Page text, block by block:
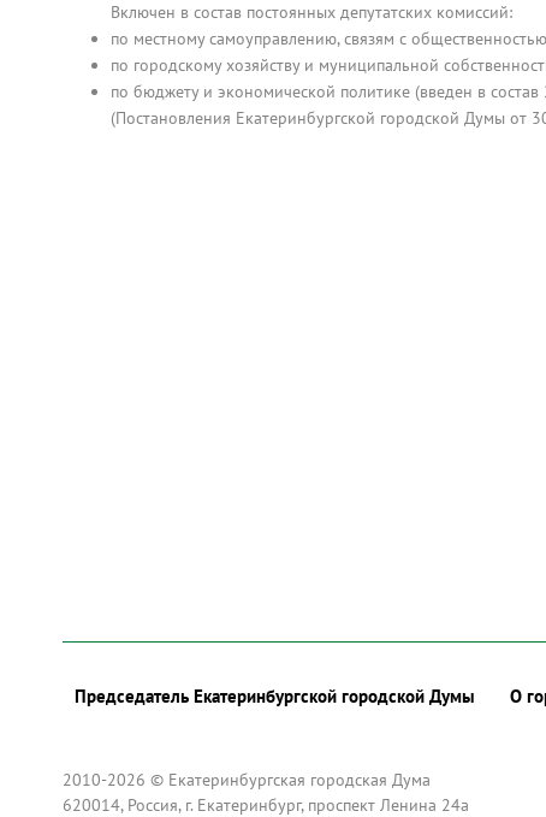
Включен в состав постоянных депутатских комиссий:
по местному самоуправлению, связям с
по городскому хозяйству и муниципальной
по бюджету и экономической политике (введен в
(Постановления Екатеринбургской городской Думы
Председатель Екатеринбургской городской Думы О
2010-2026 © Екатеринбургская городская Дума
620014, Россия, г. Екатеринбург, проспект Ленина 24а